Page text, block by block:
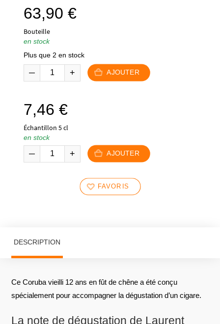
63,90 €
Bouteille
en stock
Plus que 2 en stock
AJOUTER
7,46 €
Échantillon 5 cl
en stock
AJOUTER
FAVORIS
DESCRIPTION
Ce Coruba vieilli 12 ans en fût de chêne a été conçu
spécialement pour accompagner la dégustation d’un cigare.
La note de dégustation de Laurent